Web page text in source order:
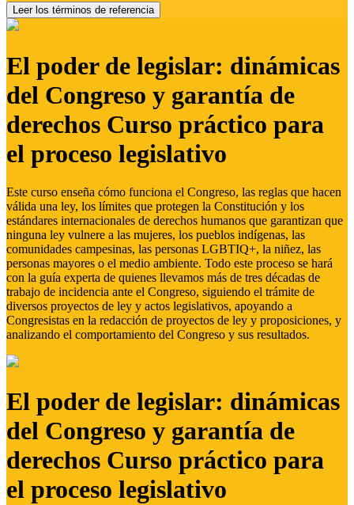
Leer los términos de referencia
El poder de legislar: dinámicas
del Congreso y garantía de
derechos Curso práctico para
el proceso legislativo
Este curso enseña cómo funciona el Congreso, las reglas que hacen
válida una ley, los límites que protegen la Constitución y los
estándares internacionales de derechos humanos que garantizan que
ninguna ley vulnere a las mujeres, los pueblos indígenas, las
comunidades campesinas, las personas LGBTIQ+, la niñez, las
personas mayores o el medio ambiente. Todo este proceso se hará
con la guía experta de quienes llevamos más de tres décadas de
trabajo de incidencia ante el Congreso, siguiendo el trámite de
diversos proyectos de ley y actos legislativos, apoyando a
Congresistas en la redacción de proyectos de ley y proposiciones, y
analizando el comportamiento del Congreso y sus resultados.
El poder de legislar: dinámicas
del Congreso y garantía de
derechos Curso práctico para
el proceso legislativo